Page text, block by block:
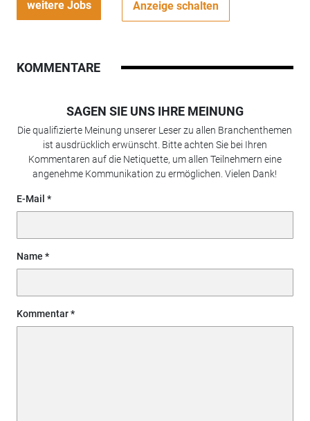
weitere Jobs Anzeige schalten
KOMMENTARE
SAGEN SIE UNS IHRE MEINUNG
Die qualifizierte Meinung unserer Leser zu allen Branchenthemen
ist ausdrücklich erwünscht. Bitte achten Sie bei Ihren
Kommentaren auf die Netiquette, um allen Teilnehmern eine
angenehme Kommunikation zu ermöglichen. Vielen Dank!
E-Mail
Name
Kommentar